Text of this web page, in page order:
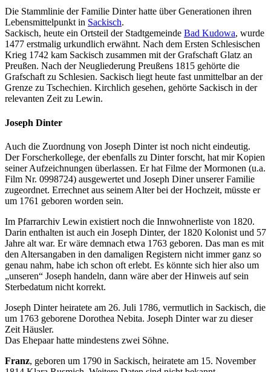
Die Stammlinie der Familie Dinter hatte über Generationen ihren
Lebensmittelpunkt in Sackisch.
Sackisch, heute ein Ortsteil der Stadtgemeinde Bad Kudowa, wurde
1477 erstmalig urkundlich erwähnt. Nach dem Ersten Schlesischen
Krieg 1742 kam Sackisch zusammen mit der Grafschaft Glatz an
Preußen. Nach der Neugliederung Preußens 1815 gehörte die
Grafschaft zu Schlesien. Sackisch liegt heute fast unmittelbar an der
Grenze zu Tschechien. Kirchlich gesehen, gehörte Sackisch in der
relevanten Zeit zu Lewin.
Joseph Dinter
Auch die Zuordnung von Joseph Dinter ist noch nicht eindeutig.
Der Forscherkollege, der ebenfalls zu Dinter forscht, hat mir Kopien
seiner Aufzeichnungen überlassen. Er hat Filme der Mormonen (u.a.
Film Nr. 0998724) ausgewertet und Joseph Diner unserer Familie
zugeordnet. Errechnet aus seinem Alter bei der Hochzeit, müsste er
um 1761 geboren worden sein.
Im Pfarrarchiv Lewin existiert noch die Innwohnerliste von 1820.
Darin enthalten ist auch ein Joseph Dinter, der 1820 Kolonist und 57
Jahre alt war. Er wäre demnach etwa 1763 geboren. Das man es mit
den Altersangaben in den damaligen Registern nicht immer ganz so
genau nahm, habe ich schon oft erlebt. Es könnte sich hier also um
„unseren“ Joseph handeln, dann wäre aber der Hinweis auf sein
Sterbedatum nicht korrekt.
Joseph Dinter heiratete am 26. Juli 1786, vermutlich in Sackisch, die
um 1763 geborene Dorothea Nebita. Joseph Dinter war zu dieser
Zeit Häusler.
Das Ehepaar hatte mindestens zwei Söhne.
Franz, geboren um 1790 in Sackisch, heiratete am 15. November